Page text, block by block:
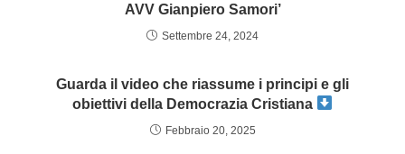
AVV Gianpiero Samori’
Settembre 24, 2024
Guarda il video che riassume i principi e gli
obiettivi della Democrazia Cristiana
Febbraio 20, 2025